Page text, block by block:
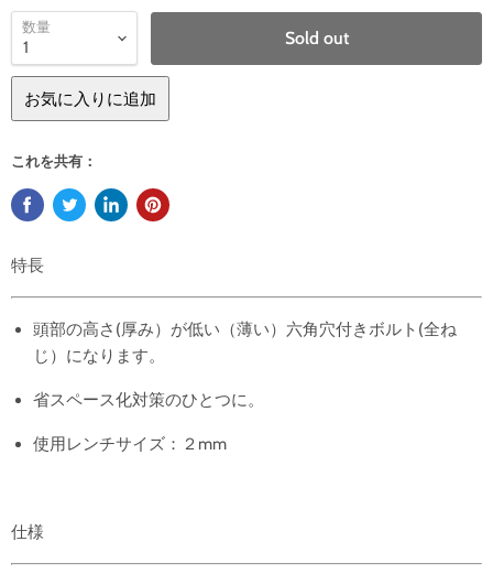
数量
Sold out
お気に入りに追加
これを共有：
特長
頭部の高さ(厚み）が低い（薄い）六角穴付きボルト(全ね
じ）になります。
省スペース化対策のひとつに。
使用レンチサイズ：２mm
仕様